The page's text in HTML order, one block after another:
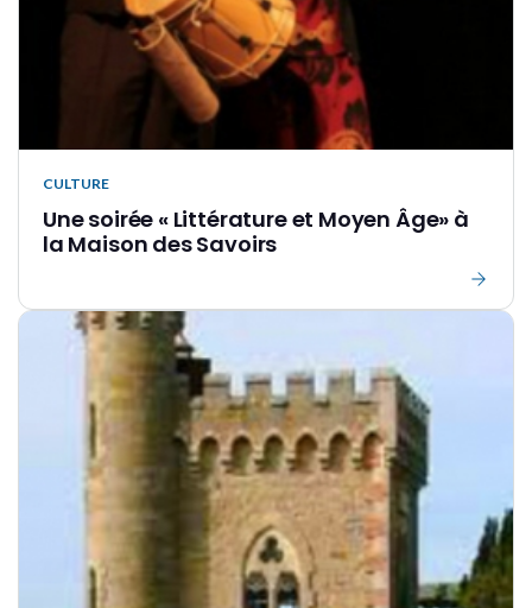
CULTURE
Une soirée « Littérature et Moyen Âge» à
la Maison des Savoirs